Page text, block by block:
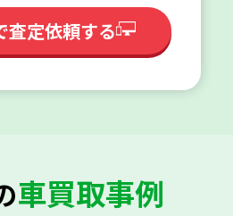
査定依頼する
車買取事例